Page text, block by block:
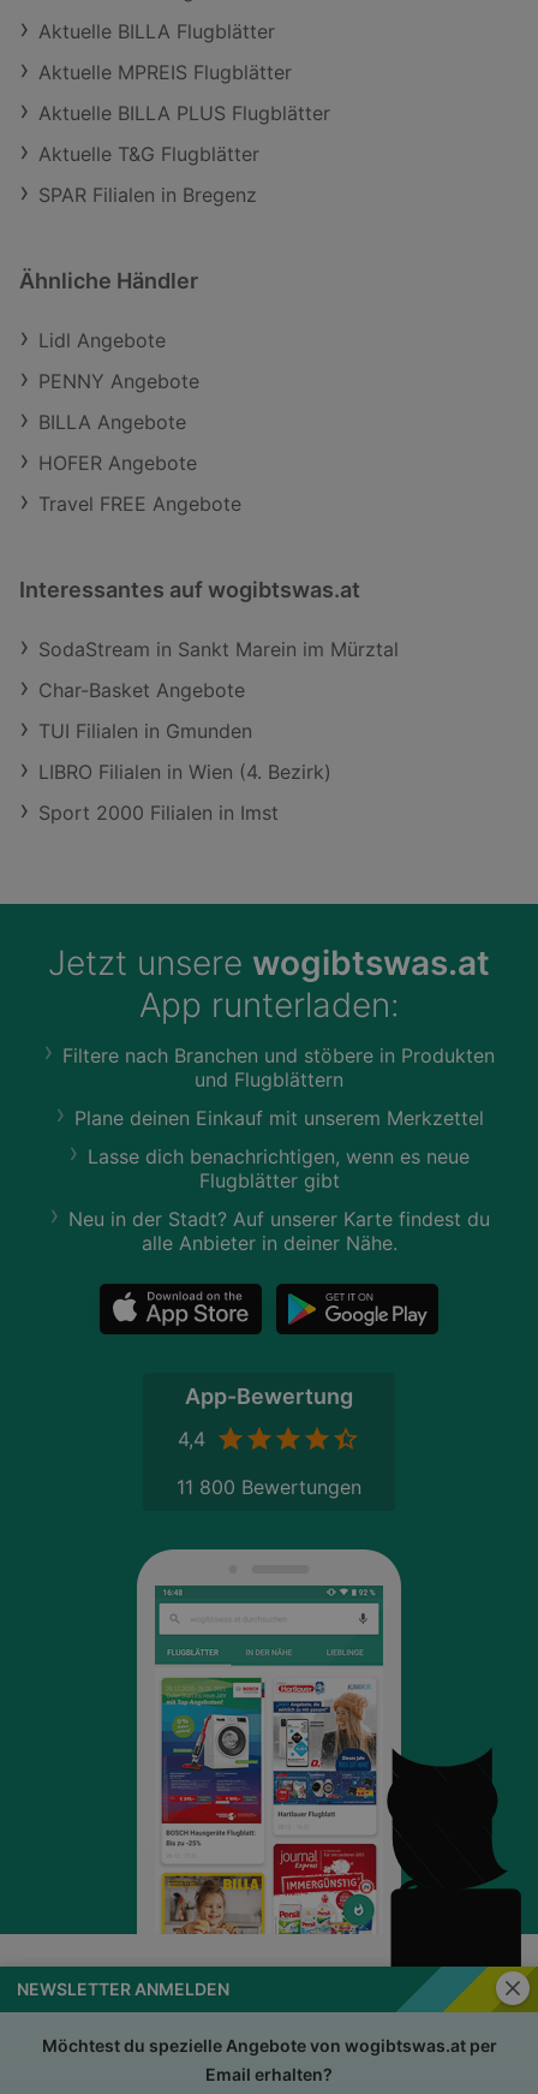
NEWSLETTER ANMELDEN
Möchtest du spezielle Angebote von wogibtswas.at per
Email erhalten?
Aktuelle BILLA Flugblätter
Aktuelle MPREIS Flugblätter
Aktuelle BILLA PLUS Flugblätter
Aktuelle T&G Flugblätter
SPAR Filialen in Bregenz
Ähnliche Händler
Lidl Angebote
PENNY Angebote
BILLA Angebote
HOFER Angebote
Travel FREE Angebote
Interessantes auf wogibtswas.at
SodaStream in Sankt Marein im Mürztal
Char-Basket Angebote
TUI Filialen in Gmunden
LIBRO Filialen in Wien (4. Bezirk)
Sport 2000 Filialen in Imst
Jetzt unsere wogibtswas.at
App runterladen:
Filtere nach Branchen und stöbere in Produkten
und Flugblättern
Plane deinen Einkauf mit unserem Merkzettel
Lasse dich benachrichtigen, wenn es neue
Flugblätter gibt
Neu in der Stadt? Auf unserer Karte findest du
alle Anbieter in deiner Nähe.
App-Bewertung
4,4
11 800 Bewertungen
wogibtswas.at Impressum
Nutzungsbedingungen AGB
Datenschutzerklärung